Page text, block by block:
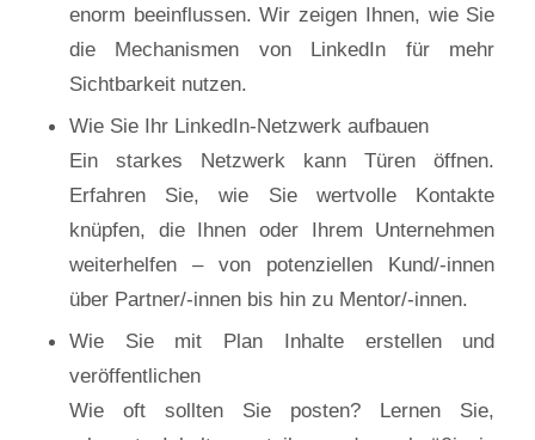
enorm beeinflussen. Wir zeigen Ihnen, wie Sie
die Mechanismen von LinkedIn für mehr
Sichtbarkeit nutzen.
Wie Sie Ihr LinkedIn-Netzwerk aufbauen
Ein starkes Netzwerk kann Türen öffnen.
Erfahren Sie, wie Sie wertvolle Kontakte
knüpfen, die Ihnen oder Ihrem Unternehmen
weiterhelfen – von potenziellen Kund/-innen
über Partner/-innen bis hin zu Mentor/-innen.
Wie Sie mit Plan Inhalte erstellen und
veröffentlichen
Wie oft sollten Sie posten? Lernen Sie,